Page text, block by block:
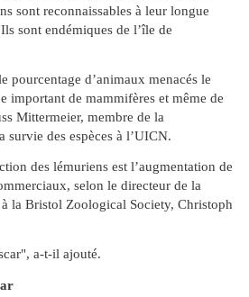
sont reconnaissables à leur longue
sont endémiques de l’île de
pourcentage d’animaux menacés le
important de mammifères et même de
Mittermeier, membre de la
survie des espèces à l’UICN.
des lémuriens est l’augmentation de
selon le directeur de la
la Bristol Zoological Society, Christoph
a-t-il ajouté.